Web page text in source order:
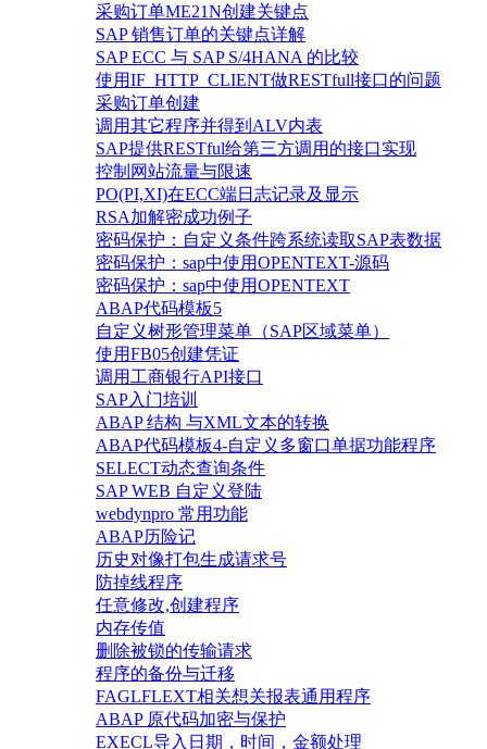
采购订单ME21N创建关键点
SAP 销售订单的关键点详解
SAP ECC 与 SAP S/4HANA 的比较
使用IF_HTTP_CLIENT做RESTfull接口的问题
采购订单创建
调用其它程序并得到ALV内表
SAP提供RESTful给第三方调用的接口实现
控制网站流量与限速
PO(PI,XI)在ECC端日志记录及显示
RSA加解密成功例子
密码保护：自定义条件跨系统读取SAP表数据
密码保护：sap中使用OPENTEXT-源码
密码保护：sap中使用OPENTEXT
ABAP代码模板5
自定义树形管理菜单（SAP区域菜单）
使用FB05创建凭证
调用工商银行API接口
SAP入门培训
ABAP 结构 与XML文本的转换
ABAP代码模板4-自定义多窗口单据功能程序
SELECT动态查询条件
SAP WEB 自定义登陆
webdynpro 常用功能
ABAP历险记
历史对像打包生成请求号
防掉线程序
任意修改,创建程序
内存传值
删除被锁的传输请求
程序的备份与迁移
FAGLFLEXT相关想关报表通用程序
ABAP 原代码加密与保护
EXECL导入日期，时间，金额处理